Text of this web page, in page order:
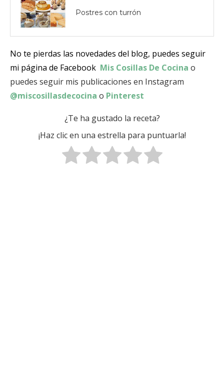
Postres con turrón
No te pierdas las novedades del blog, puedes seguir
mi página de Facebook Mis Cosillas De Cocina o
puedes seguir mis publicaciones en Instagram
@miscosillasdecocina o Pinterest
¿Te ha gustado la receta?
¡Haz clic en una estrella para puntuarla!